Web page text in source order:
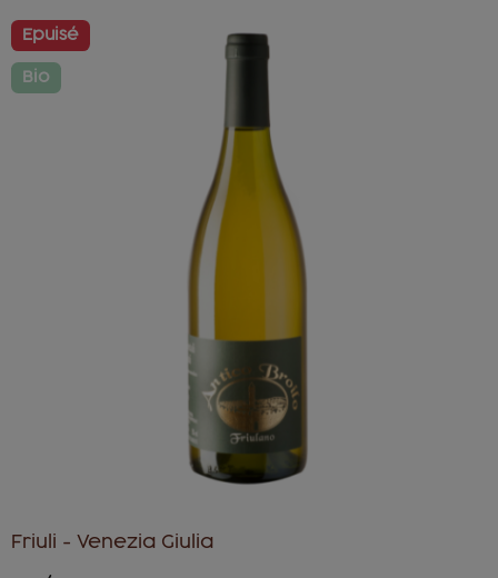
Epuisé
Bio
Friuli - Venezia Giulia